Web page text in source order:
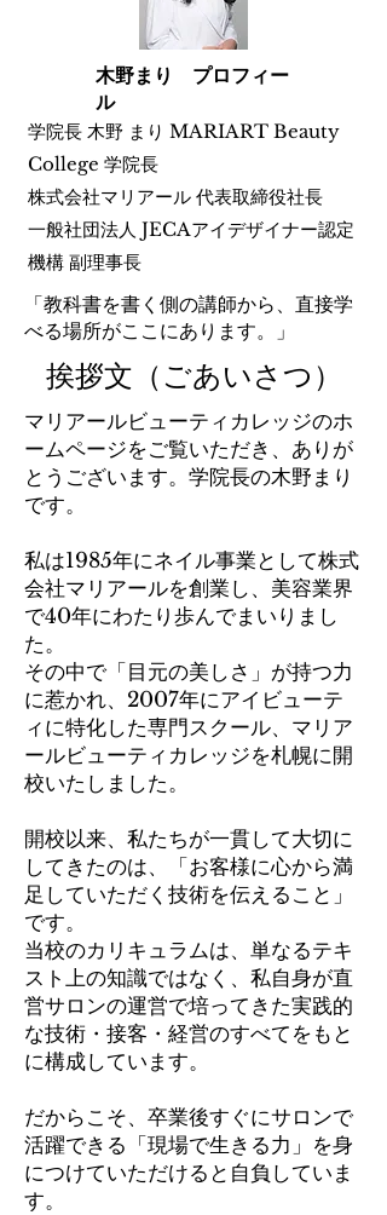
​木野まり プロフィー
ル
学院長 木野 まり MARIART Beauty
College 学院長
株式会社マリアール 代表取締役社長
一般社団法人 JECAアイデザイナー認定
機構 副理事長
「教科書を書く側の講師から、直接学
べる場所がここにあります。」
挨拶文（ごあいさつ）
マリアールビューティカレッジのホ
ームページをご覧いただき、ありが
とうございます。学院長の木野まり
です。
私は1985年にネイル事業として株式
会社マリアールを創業し、美容業界
で40年にわたり歩んでまいりまし
た。
その中で「目元の美しさ」が持つ力
に惹かれ、2007年にアイビューテ
ィに特化した専門スクール、マリア
ールビューティカレッジを札幌に開
校いたしました。
開校以来、私たちが一貫して大切に
してきたのは、「お客様に心から満
足していただく技術を伝えること」
です。
当校のカリキュラムは、単なるテキ
スト上の知識ではなく、私自身が直
営サロンの運営で培ってきた実践的
な技術・接客・経営のすべてをもと
に構成しています。
だからこそ、卒業後すぐにサロンで
活躍できる「現場で生きる力」を身
につけていただけると自負していま
す。